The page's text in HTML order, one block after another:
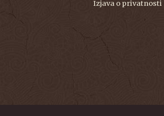
Izjava o privatnosti